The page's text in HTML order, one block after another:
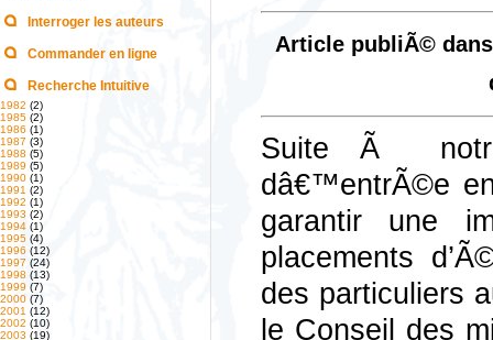
Interroger les auteurs
Commander en ligne
Recherche Intuitive
1982 (2)
1985 (2)
1986 (1)
1987 (3)
1988 (5)
1989 (5)
1990 (1)
1991 (2)
1992 (1)
1993 (2)
1994 (1)
1995 (4)
1996 (12)
1997 (24)
1998 (13)
1999 (7)
2000 (7)
2001 (12)
2002 (10)
2003 (19)
Article publiÃ©
Suite Ã
dâ€™entrÃ©e
garantir une
placements
des particuliers
le Conseil des